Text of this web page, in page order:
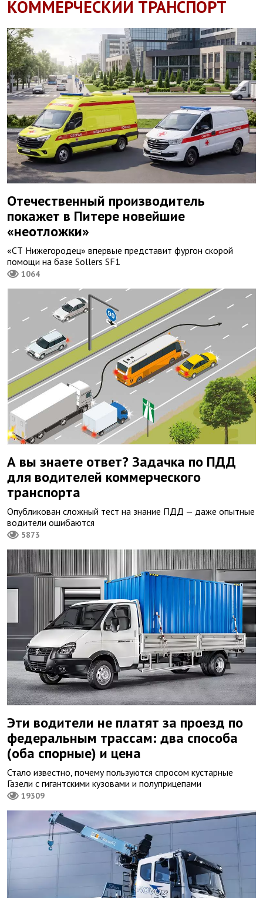
КОММЕРЧЕСКИЙ ТРАНСПОРТ
Отечественный производитель
покажет в Питере новейшие
«неотложки»
«СТ Нижегородец» впервые представит фургон скорой
помощи на базе Sollers SF1
1064
А вы знаете ответ? Задачка по ПДД
для водителей коммерческого
транспорта
Опубликован сложный тест на знание ПДД — даже опытные
водители ошибаются
5873
Эти водители не платят за проезд по
федеральным трассам: два способа
(оба спорные) и цена
Стало известно, почему пользуются спросом кустарные
Газели с гигантскими кузовами и полуприцепами
19309